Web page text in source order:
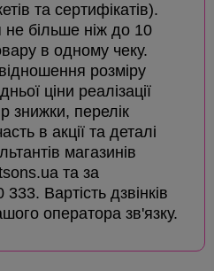
та сертифікатів).
не більше ніж до 10
в одному чеку.
розміру
ціни реалізації
знижки, перелік
в акції та деталі
магазинів
та за
Вартість дзвінків
оператора зв'язку.